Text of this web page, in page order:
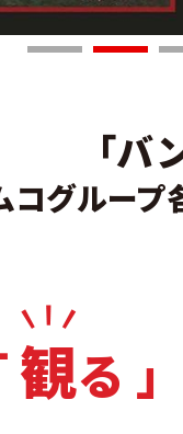
「バ
コグループ
観る